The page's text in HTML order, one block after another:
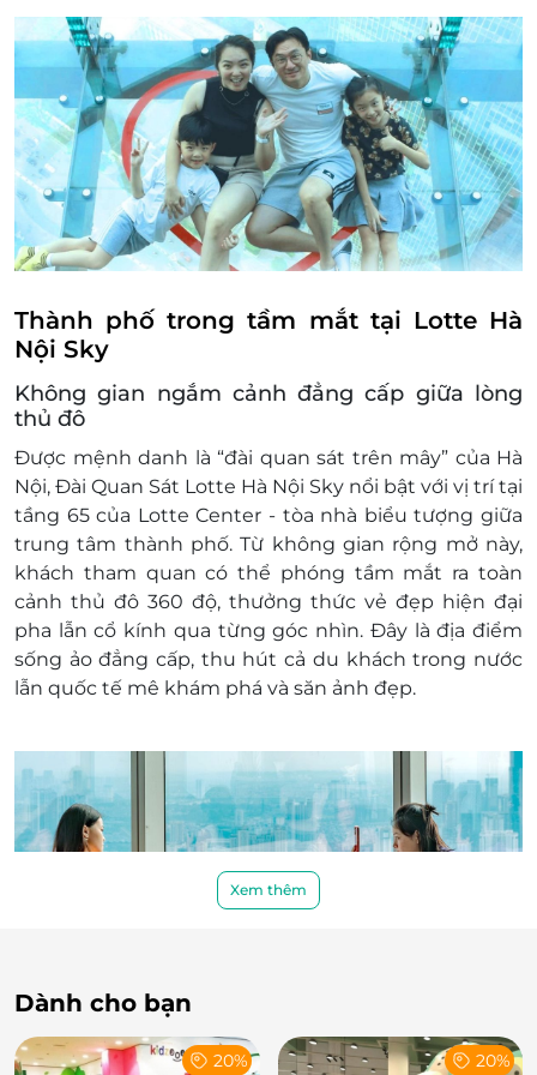
khuyến mại khác.
Thành phố trong tầm mắt tại Lotte Hà
Nội Sky
Không gian ngắm cảnh đẳng cấp giữa lòng
thủ đô
Được mệnh danh là “đài quan sát trên mây” của Hà
Nội, Đài Quan Sát Lotte Hà Nội Sky nổi bật với vị trí tại
tầng 65 của Lotte Center - tòa nhà biểu tượng giữa
trung tâm thành phố. Từ không gian rộng mở này,
khách tham quan có thể phóng tầm mắt ra toàn
cảnh thủ đô 360 độ, thưởng thức vẻ đẹp hiện đại
pha lẫn cổ kính qua từng góc nhìn. Đây là địa điểm
sống ảo đẳng cấp, thu hút cả du khách trong nước
lẫn quốc tế mê khám phá và săn ảnh đẹp.
Điểm hấp dẫn “gây nghiện” của giới trẻ
Xem thêm
Dành cho bạn
20% 20%